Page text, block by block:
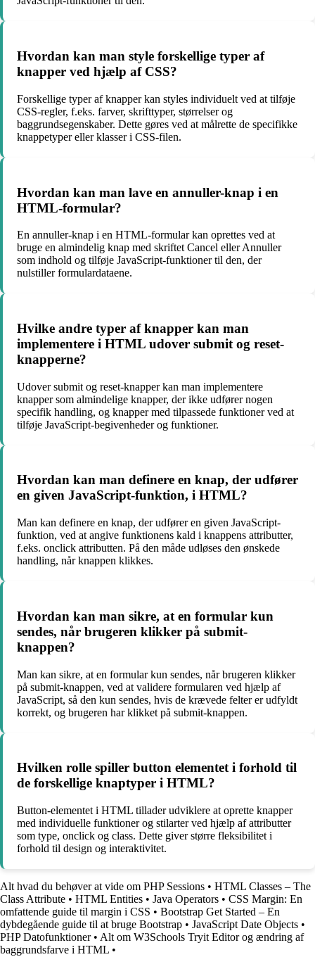
Hvordan kan man style forskellige typer af
knapper ved hjælp af CSS?
Forskellige typer af knapper kan styles individuelt ved at tilføje
CSS-regler, f.eks. farver, skrifttyper, størrelser og
baggrundsegenskaber. Dette gøres ved at målrette de specifikke
knappetyper eller klasser i CSS-filen.
Hvordan kan man lave en annuller-knap i en
HTML-formular?
En annuller-knap i en HTML-formular kan oprettes ved at
bruge en almindelig knap med skriftet Cancel eller Annuller
som indhold og tilføje JavaScript-funktioner til den, der
nulstiller formulardataene.
Hvilke andre typer af knapper kan man
implementere i HTML udover submit og reset-
knapperne?
Udover submit og reset-knapper kan man implementere
knapper som almindelige knapper, der ikke udfører nogen
specifik handling, og knapper med tilpassede funktioner ved at
tilføje JavaScript-begivenheder og funktioner.
Hvordan kan man definere en knap, der udfører
en given JavaScript-funktion, i HTML?
Man kan definere en knap, der udfører en given JavaScript-
funktion, ved at angive funktionens kald i knappens attributter,
f.eks. onclick attributten. På den måde udløses den ønskede
handling, når knappen klikkes.
Hvordan kan man sikre, at en formular kun
sendes, når brugeren klikker på submit-
knappen?
Man kan sikre, at en formular kun sendes, når brugeren klikker
på submit-knappen, ved at validere formularen ved hjælp af
JavaScript, så den kun sendes, hvis de krævede felter er udfyldt
korrekt, og brugeren har klikket på submit-knappen.
Hvilken rolle spiller button elementet i forhold til
de forskellige knaptyper i HTML?
Button-elementet i HTML tillader udviklere at oprette knapper
med individuelle funktioner og stilarter ved hjælp af attributter
som type, onclick og class. Dette giver større fleksibilitet i
forhold til design og interaktivitet.
Alt hvad du behøver at vide om PHP Sessions • HTML Classes – The
Class Attribute • HTML Entities • Java Operators • CSS Margin: En
omfattende guide til margin i CSS • Bootstrap Get Started – En
dybdegående guide til at bruge Bootstrap • JavaScript Date Objects •
PHP Datofunktioner• Alt om W3Schools Tryit Editor og ændring af
baggrundsfarve i HTML •